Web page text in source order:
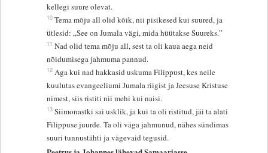
kellegi suure olevat.
10 Tema mõju all olid kõik, nii pisikesed kui suured, ja
ütlesid: „See on Jumala vägi, mida hüütakse Suureks.”
11 Nad olid tema mõju all, sest ta oli kaua aega neid
nõidumisega jahmuma pannud.
12 Aga kui nad hakkasid uskuma Filippust, kes neile
kuulutas evangeeliumi Jumala riigist ja Jeesuse Kristuse
nimest, siis ristiti nii mehi kui naisi.
13 Siimonastki sai usklik, ja kui ta oli ristitud, jäi ta alati
Filippuse juurde. Ta oli väga jahmunud, nähes sündimas
suuri tunnustähti ja vägevaid tegusid.